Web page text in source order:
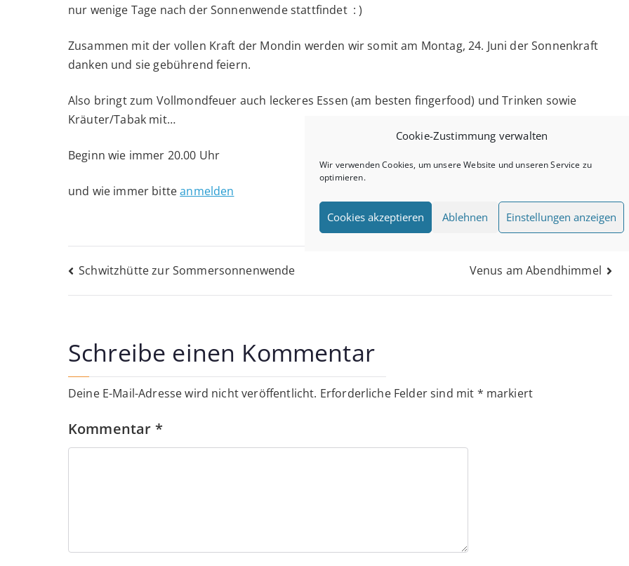
Cookie-Zustimmung verwalten
Wir verwenden Cookies, um unsere Website und unseren Service zu
optimieren.
Cookies akzeptieren Ablehnen Einstellungen anzeigen
nur wenige Tage nach der Sonnenwende stattfindet : )
Zusammen mit der vollen Kraft der Mondin werden wir somit am Montag, 24. Juni der Sonnenkraft
danken und sie gebührend feiern.
Also bringt zum Vollmondfeuer auch leckeres Essen (am besten fingerfood) und Trinken sowie
Kräuter/Tabak mit…
Beginn wie immer 20.00 Uhr
und wie immer bitteanmelden
Beitragsnavigation
Schwitzhütte zur Sommersonnenwende Venus am Abendhimmel
Schreibe einen Kommentar
Deine E-Mail-Adresse wird nicht veröffentlicht. Erforderliche Felder sind mit * markiert
Kommentar *